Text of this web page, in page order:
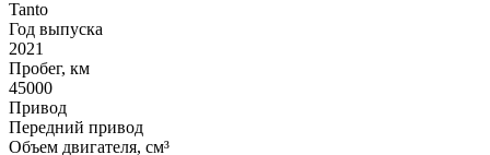
Tanto
Год выпуска
2021
Пробег, км
45000
Привод
Передний привод
Объем двигателя, см³